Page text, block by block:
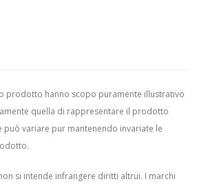
prodotto hanno scopo puramente illustrativo
quella di rappresentare il prodotto
può variare pur mantenendo invariate le
si intende infrangere diritti altrui. I marchi